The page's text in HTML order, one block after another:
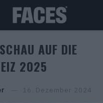
AUF DIE
2025
16. Dezember 2024